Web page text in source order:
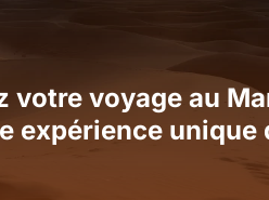
votre voyage au
expérience unique